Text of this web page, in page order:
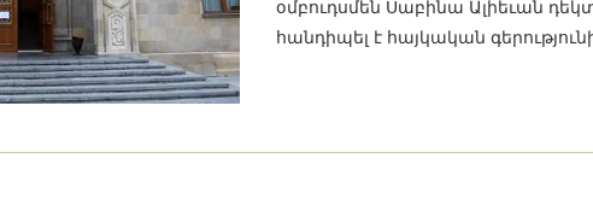
օմբուդսմեն Սաբինա Ալիեւան
հանդիպել է հայկական